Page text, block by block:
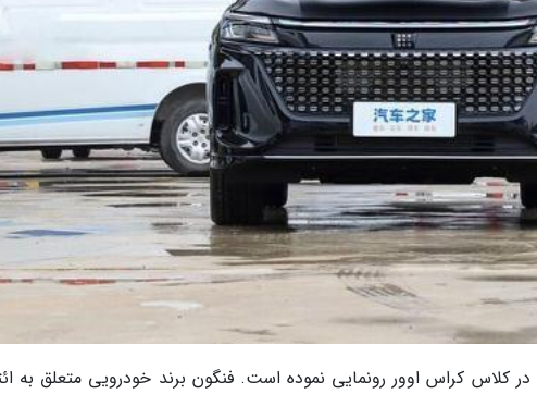
خبرنگاران - فنگون از خودرو نو لندیان ئی5 در کلاس کراس اوور رونمایی نموده است. فنگون برند خودرویی متعلق به